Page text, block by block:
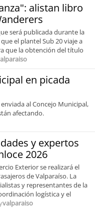
alistan libro
será publicada durante la
el plantel Sub 20 viaje a
que la obtención del título
en picada
al Concejo Municipal,
afectando.
y expertos
2026
Exterior se realizará el
de Valparaíso. La
y representantes de la
logística y el
valparaiso